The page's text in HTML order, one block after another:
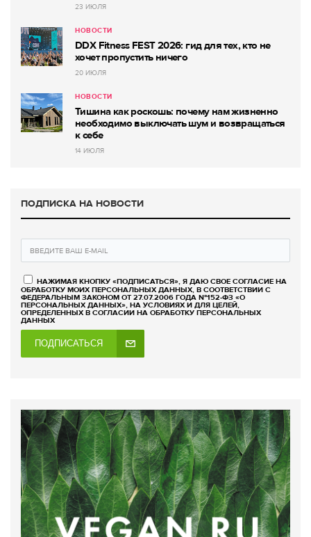
23 ИЮЛЯ
НОВОСТИ
DDX Fitness FEST 2026: гид для тех, кто не
хочет пропустить ничего
20 ИЮЛЯ
НОВОСТИ
Тишина как роскошь: почему нам жизненно
необходимо выключать шум и возвращаться
к себе
14 ИЮЛЯ
ПОДПИСКА НА НОВОСТИ
НАЖИМАЯ КНОПКУ «ПОДПИСАТЬСЯ», Я ДАЮ СВОЕ СОГЛАСИЕ НА
ОБРАБОТКУ МОИХ ПЕРСОНАЛЬНЫХ ДАННЫХ, В СООТВЕТСТВИИ С
ФЕДЕРАЛЬНЫМ ЗАКОНОМ ОТ 27.07.2006 ГОДА №152-ФЗ «О
ПЕРСОНАЛЬНЫХ ДАННЫХ», НА УСЛОВИЯХ И ДЛЯ ЦЕЛЕЙ,
ОПРЕДЕЛЕННЫХ В СОГЛАСИИ НА ОБРАБОТКУ ПЕРСОНАЛЬНЫХ
ДАННЫХ
ПОДПИСАТЬСЯ